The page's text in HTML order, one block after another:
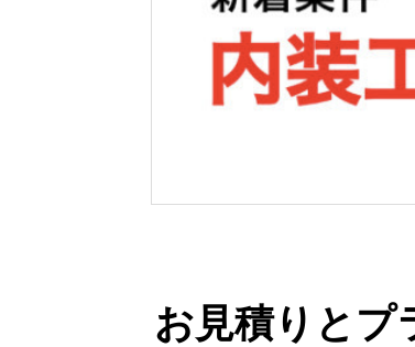
お見積りとプ